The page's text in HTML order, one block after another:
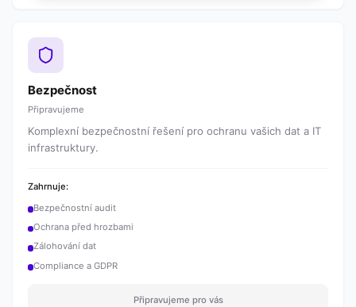
Bezpečnost
Připravujeme
Komplexní bezpečnostní řešení pro ochranu vašich dat a IT
infrastruktury.
Zahrnuje:
Bezpečnostní audit
Ochrana před hrozbami
Zálohování dat
Compliance a GDPR
Připravujeme pro vás